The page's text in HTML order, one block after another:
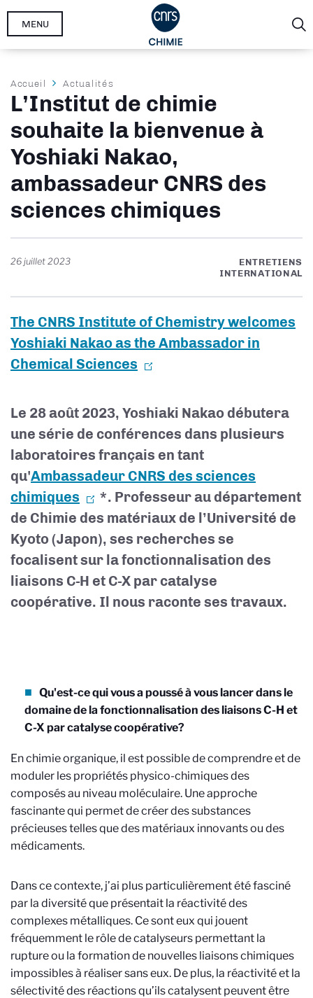
Aller
MENU
Fil
d'Ariane
Accueil Actualités
L’Institut de chimie
souhaite la bienvenue à
Yoshiaki Nakao,
ambassadeur CNRS des
sciences chimiques
26 juillet 2023
ENTRETIENS
INTERNATIONAL
The CNRS Institute of Chemistry welcomes
Yoshiaki Nakao as the Ambassador in
Chemical Sciences
Le 28 août 2023, Yoshiaki Nakao débutera
une série de conférences dans plusieurs
laboratoires français en tant
qu'Ambassadeur CNRS des sciences
chimiques
*. Professeur au département
de Chimie des matériaux de l’Université de
Kyoto (Japon), ses recherches se
focalisent sur la fonctionnalisation des
liaisons C-H et C-X par catalyse
coopérative. Il nous raconte ses travaux.
Qu'est-ce qui vous a poussé à vous lancer dans le
domaine dela fonctionnalisation des liaisons C-H et
C-X par catalyse coopérative?
En chimie organique, il est possible de comprendre et de
moduler les propriétés physico-chimiques des
composés au niveau moléculaire. Une approche
fascinante qui permet de créer des substances
précieuses telles que des matériaux innovants ou des
médicaments.
Dans ce contexte, j’ai plus particulièrement été fasciné
par la diversité que présentait la réactivité des
complexes métalliques. Ce sont eux qui jouent
fréquemment le rôle de catalyseurs permettant la
rupture ou la formation de nouvelles liaisons chimiques
impossibles à réaliser sans eux. De plus, la réactivité et la
sélectivité des réactions qu’ils catalysent peuvent être